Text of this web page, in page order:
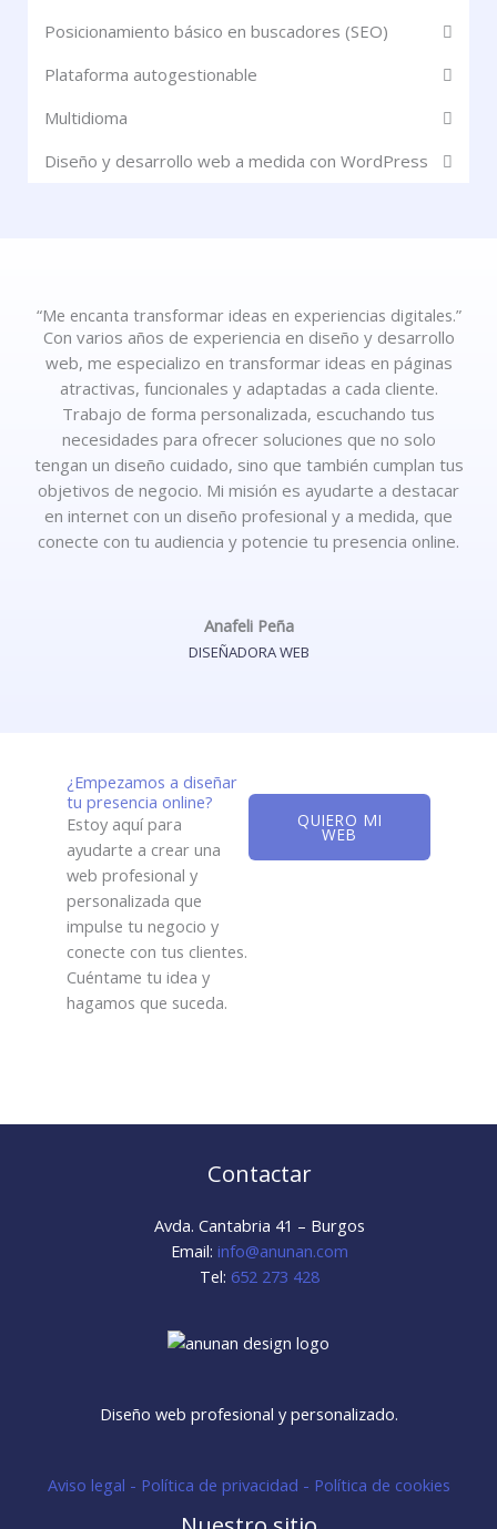
Posicionamiento básico en buscadores (SEO)
Plataforma autogestionable
Multidioma
Diseño y desarrollo web a medida con WordPress
“Me encanta transformar ideas en experiencias digitales.”
Con varios años de experiencia en diseño y desarrollo
web, me especializo en transformar ideas en páginas
atractivas, funcionales y adaptadas a cada cliente.
Trabajo de forma personalizada, escuchando tus
necesidades para ofrecer soluciones que no solo
tengan un diseño cuidado, sino que también cumplan tus
objetivos de negocio. Mi misión es ayudarte a destacar
en internet con un diseño profesional y a medida, que
conecte con tu audiencia y potencie tu presencia online.
Anafeli Peña
DISEÑADORA WEB
¿Empezamos a diseñar
tu presencia online?
Estoy aquí para
ayudarte a crear una
web profesional y
personalizada que
impulse tu negocio y
conecte con tus clientes.
Cuéntame tu idea y
hagamos que suceda.
QUIERO MI
WEB
Contactar
Avda. Cantabria 41 – Burgos
Email: info@anunan.com
Tel: 652 273 428
Diseño web profesional y personalizado.
Aviso legal - Política de privacidad - Política de cookies